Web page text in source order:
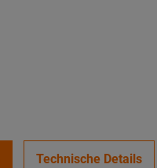
Technische Details